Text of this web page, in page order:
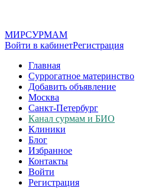
МИРСУРМАМ
Войти в кабинетРегистрация
Главная
Суррогатное материнство
Добавить объявление
Москва
Санкт-Петербург
Канал сурмам и БИО
Клиники
Блог
Избранное
Контакты
Войти
Регистрация